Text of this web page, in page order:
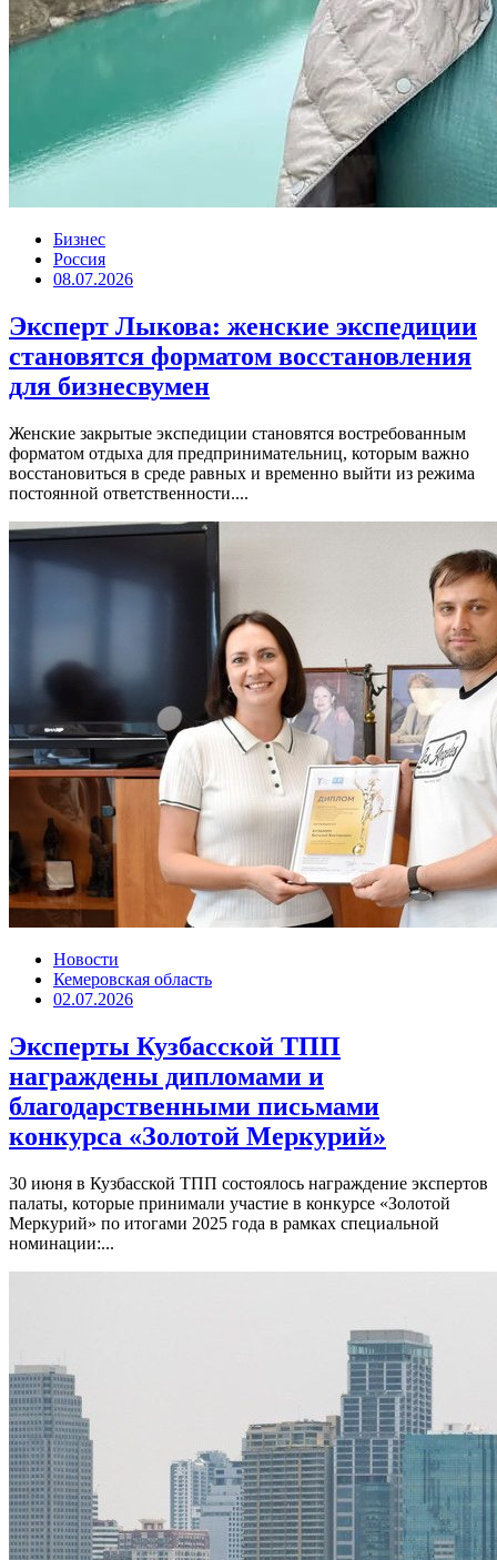
Бизнес
Россия
08.07.2026
Эксперт Лыкова: женские экспедиции
становятся форматом восстановления
для бизнесвумен
Женские закрытые экспедиции становятся востребованным
форматом отдыха для предпринимательниц, которым важно
восстановиться в среде равных и временно выйти из режима
постоянной ответственности....
Новости
Кемеровская область
02.07.2026
Эксперты Кузбасской ТПП
награждены дипломами и
благодарственными письмами
конкурса «Золотой Меркурий»
30 июня в Кузбасской ТПП состоялось награждение экспертов
палаты, которые принимали участие в конкурсе «Золотой
Меркурий» по итогами 2025 года в рамках специальной
номинации:...